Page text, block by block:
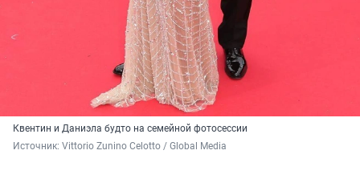
Квентин и Даниэла будто на семейной фотосессии
Источник: Vittorio Zunino Celotto / Global Media